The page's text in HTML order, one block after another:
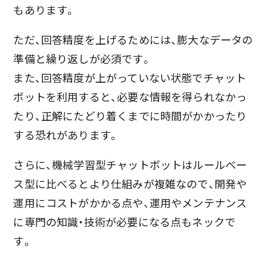
もあります。
ただ、回答精度を上げるためには、膨大なデータの
準備と繰り返しが必須です。
また、回答精度が上がっていない状態でチャット
ボットを利用すると、必要な情報を得られなかっ
たり、正解にたどり着くまでに時間がかかったり
する恐れがあります。
さらに、機械学習型チャットボットはルールベー
ス型に比べるとより仕組みが複雑なので、開発や
運用にコストがかかる点や、運用やメンテナンス
に専門の知識・技術が必要になる点もネックで
す。